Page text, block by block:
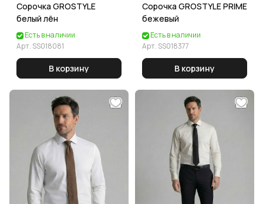
Сорочка GROSTYLE
белый лён
Есть в наличии
Арт. SS018081
В корзину
Сорочка GROSTYLE PRIME
бежевый
Есть в наличии
Арт. SS018377
В корзину